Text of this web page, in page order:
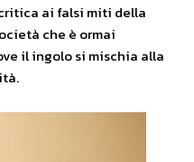
ai falsi miti della
che è ormai
il ingolo si mischia alla